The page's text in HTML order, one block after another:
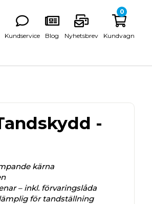
Kundservice Blog Nyhetsbrev Kundvagn
0
-
kärna
– inkl. förvaringslåda
för tandställning